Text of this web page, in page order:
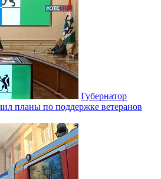
Губернатор
планы по поддержке ветеранов